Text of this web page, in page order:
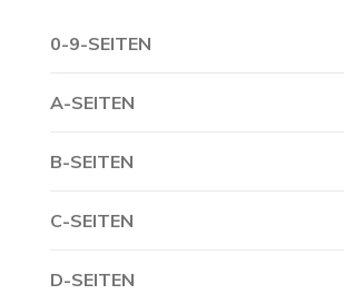
0-9-SEITEN
A-SEITEN
B-SEITEN
C-SEITEN
D-SEITEN